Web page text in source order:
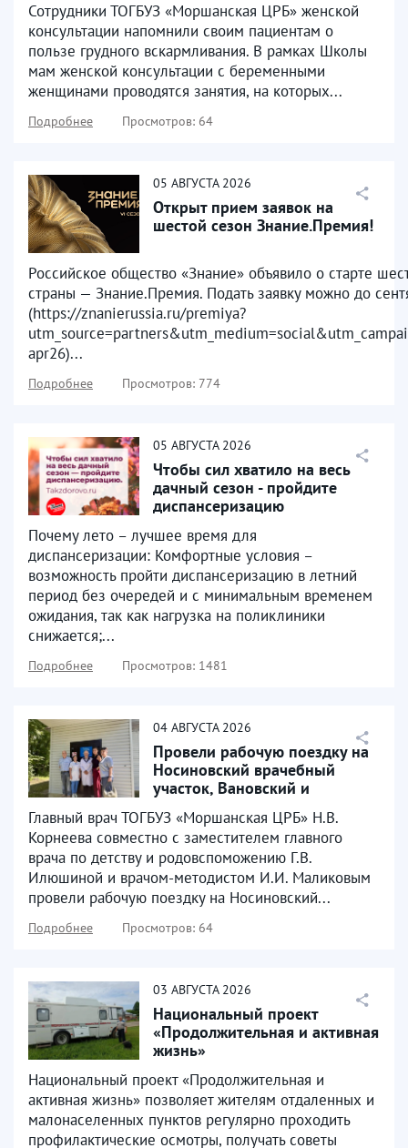
Сотрудники ТОГБУЗ «Моршанская ЦРБ» женской
консультации напомнили своим пациентам о
пользе грудного вскармливания. В рамках Школы
мам женской консультации с беременными
женщинами проводятся занятия, на которых...
Подробнее Просмотров: 64
05 АВГУСТА 2026
Открыт прием заявок на
шестой сезон Знание.Премия!
Российское общество «Знание» объявило о старте
страны — Знание.Премия. Подать заявку можно до
(https://znanierussia.ru/premiya?
apr26)...
Подробнее Просмотров: 774
05 АВГУСТА 2026
Чтобы сил хватило на весь
дачный сезон - пройдите
диспансеризацию
Почему лето – лучшее время для
диспансеризации: Комфортные условия –
возможность пройти диспансеризацию в летний
период без очередей и с минимальным временем
ожидания, так как нагрузка на поликлиники
снижается;...
Подробнее Просмотров: 1481
04 АВГУСТА 2026
Провели рабочую поездку на
Носиновский врачебный
участок, Вановский и
Главный врач ТОГБУЗ «Моршанская ЦРБ» Н.В.
Корнеева совместно с заместителем главного
врача по детству и родовспоможению Г.В.
Илюшиной и врачом-методистом И.И. Маликовым
провели рабочую поездку на Носиновский...
Подробнее Просмотров: 64
03 АВГУСТА 2026
Национальный проект
«Продолжительная и активная
жизнь»
Национальный проект «Продолжительная и
активная жизнь» позволяет жителям отдаленных и
малонаселенных пунктов регулярно проходить
профилактические осмотры, получать советы